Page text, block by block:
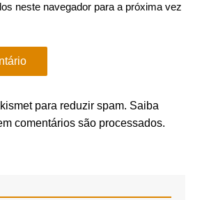
neste navegador para a próxima vez
para reduzir spam. Saiba
comentários são processados.